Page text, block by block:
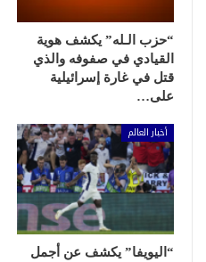
“حزب الـله” يكشف هوية
القيادي في صفوفه والذي
قتل في غارة إسرائيلية
على…
أخبار العالم
“اليويفا” يكشف عن أجمل